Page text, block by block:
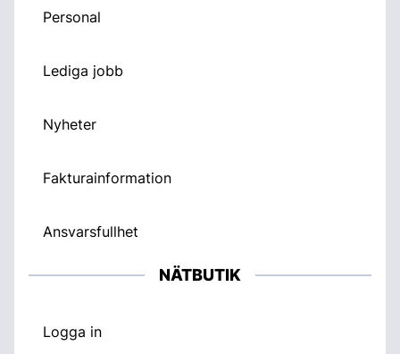
Personal
Lediga jobb
Nyheter
Fakturainformation
Ansvarsfullhet
NÄTBUTIK
Logga in